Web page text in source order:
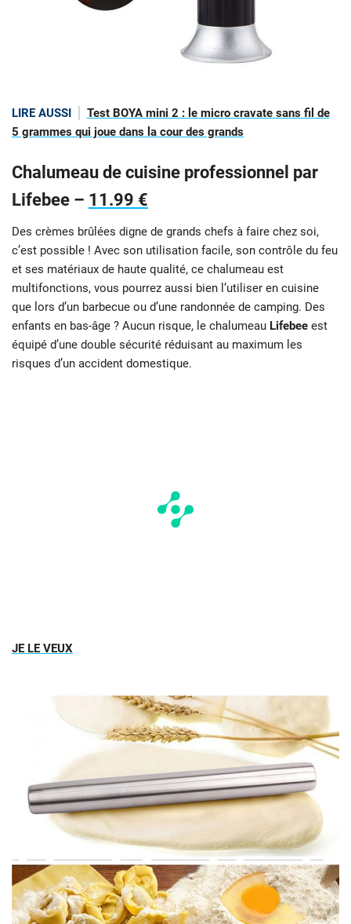
LIRE AUSSI
Test BOYA mini 2 : le micro cravate sans fil de
5 grammes qui joue dans la cour des grands
Chalumeau de cuisine professionnel par
Lifebee – 11.99 €
Des crèmes brûlées digne de grands chefs à faire chez soi,
c’est possible ! Avec son utilisation facile, son contrôle du feu
et ses matériaux de haute qualité, ce chalumeau est
multifonctions, vous pourrez aussi bien l’utiliser en cuisine
que lors d’un barbecue ou d’une randonnée de camping. Des
enfants en bas-âge ? Aucun risque, le chalumeau Lifebee est
équipé d’une double sécurité réduisant au maximum les
risques d’un accident domestique.
JE LE VEUX